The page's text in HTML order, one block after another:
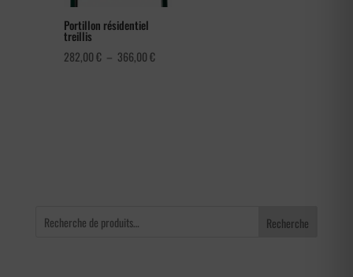
Portillon résidentiel
treillis
282,00€ – 366,00€Plage
Recherche